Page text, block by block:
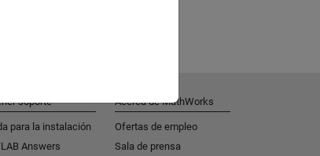
soporte
para la instalación
Answers
Acerca de MathWorks
Ofertas de empleo
Sala de prensa